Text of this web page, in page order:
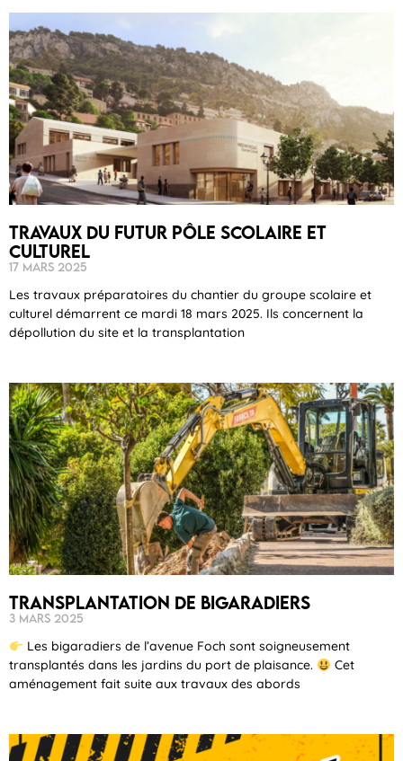
Travaux du futur pôle scolaire et
culturel
17 mars 2025
Les travaux préparatoires du chantier du groupe scolaire et
culturel démarrent ce mardi 18 mars 2025. Ils concernent la
dépollution du site et la transplantation
Transplantation de bigaradiers
3 mars 2025
Les bigaradiers de l’avenue Foch sont soigneusement
transplantés dans les jardins du port de plaisance.
Cet
aménagement fait suite aux travaux des abords